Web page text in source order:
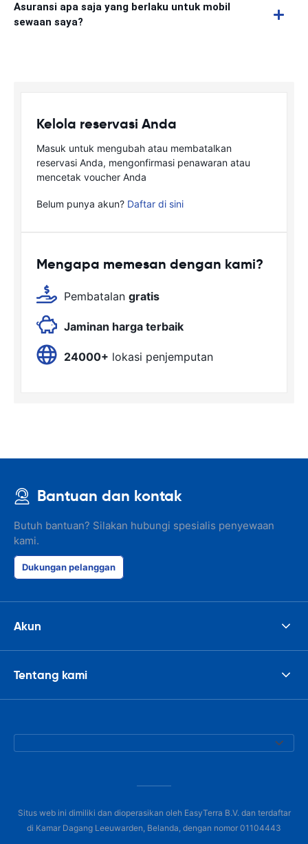
Asuransi apa saja yang berlaku untuk mobil
sewaan saya?
Kelola reservasi Anda
Masuk untuk mengubah atau membatalkan
reservasi Anda, mengonfirmasi penawaran atau
mencetak voucher Anda
Belum punya akun? Daftar di sini
Mengapa memesan dengan kami?
Pembatalan gratis
Jaminan harga terbaik
24000+ lokasi penjemputan
Bantuan dan kontak
Butuh bantuan? Silakan hubungi spesialis penyewaan
kami.
Dukungan pelanggan
Akun
Tentang kami
Situs web ini dimiliki dan dioperasikan oleh EasyTerra B.V. dan terdaftar
di Kamar Dagang Leeuwarden, Belanda, dengan nomor 01104443